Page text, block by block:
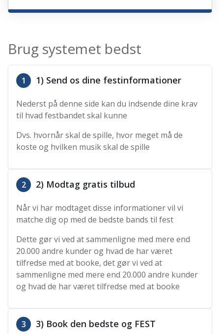
Brug systemet bedst
1 1) Send os dine festinformationer
Nederst på denne side kan du indsende dine krav
til hvad festbandet skal kunne
Dvs. hvornår skal de spille, hvor meget må de
koste og hvilken musik skal de spille
2 2) Modtag gratis tilbud
Når vi har modtaget disse informationer vil vi
matche dig op med de bedste bands til fest
Dette gør vi ved at sammenligne med mere end
20.000 andre kunder og hvad de har været
tilfredse med at booke, det gør vi ved at
sammenligne med mere end 20.000 andre kunder
og hvad de har været tilfredse med at booke
3 3) Book den bedste og FEST